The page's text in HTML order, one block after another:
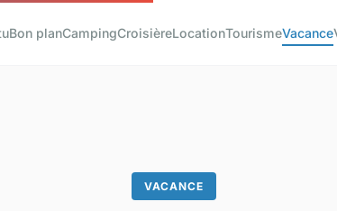
Bon planCampingCroisièreLocationTourismeVacance
VACANCE